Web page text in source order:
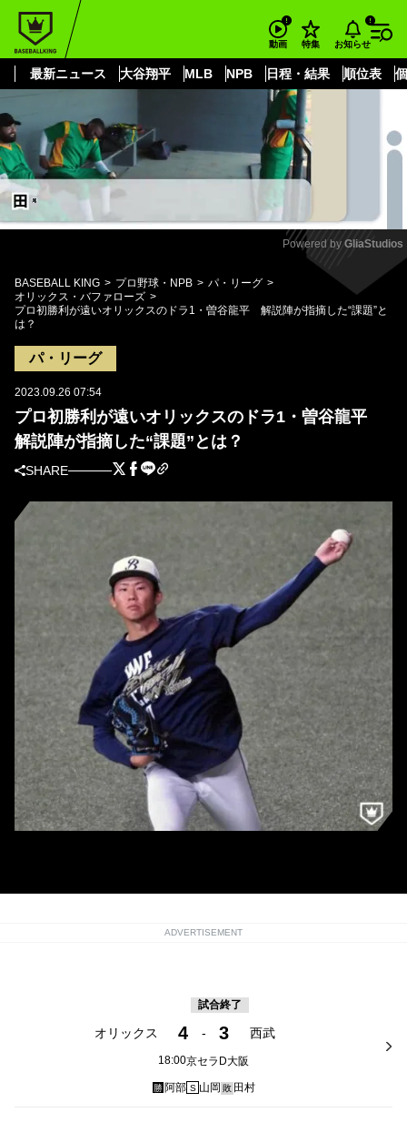
動画 特集 お知らせ
最新ニュース 大谷翔平 MLB NPB 日程・結果 順位表
もっと見る
Mute
Powered by GliaStudios
BASEBALL KING プロ野球・NPB
パ・リーグ
オリックス・バファローズ
プロ初勝利が遠いオリックスのドラ1・曽谷龍平 解説陣が指摘した“課題”と
は？
パ・リーグ
2023.09.26 07:54
プロ初勝利が遠いオリックスのドラ1・曽谷龍平
解説陣が指摘した“課題”とは？
SHARE
ADVERTISEMENT
試合終了
オリックス 4 - 3 西武
18:00京セラD大阪
勝 阿部 S 山岡 敗 田村